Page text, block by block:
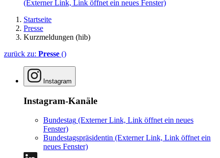
(Externer Link, Link öffnet ein neues Fenster)
Startseite
Presse
Kurzmeldungen (hib)
zurück zu: Presse ()
Instagram
Instagram-Kanäle
Bundestag (Externer Link, Link öffnet ein neues
Fenster)
Bundestagspräsidentin (Externer Link, Link öffnet ein
neues Fenster)